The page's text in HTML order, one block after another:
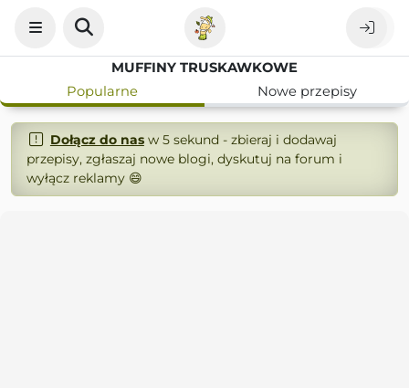
MUFFINY TRUSKAWKOWE
Popularne
Nowe przepisy
Dołącz do nasw 5 sekund - zbieraj i dodawaj
przepisy, zgłaszaj nowe blogi, dyskutuj na forum i
wyłącz reklamy 😄